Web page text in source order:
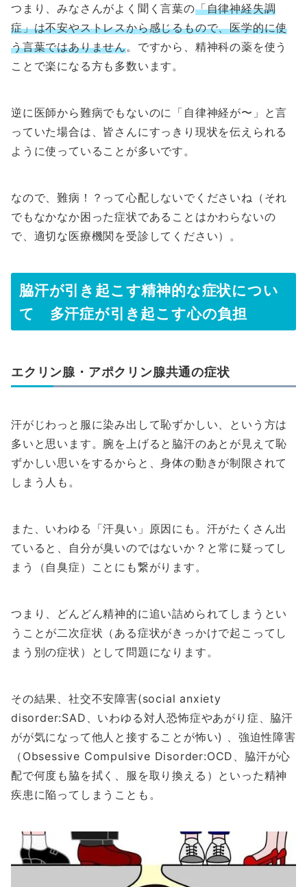
つまり、みなさんがよく聞く言葉の「自律神経失調
症」は不安やストレスから感じるもので、医学的に使
う言葉ではありません。ですから、精神科の薬を使う
ことで楽になる方も多数います。
逆に医師から難病でもないのに「自律神経が〜」と言
っていた場合は、皆さんにすっきり現状を伝えられる
ように使っていることが多いです。
なので、難病！？って心配しないでくださいね（それ
でもなかなか困った症状であることはかわらないの
で、適切な医療機関を受診してください）。
脇汗が引き起こす精神的な症状につい
て 多汗症が引き起こす心の負担
エクリン腺・アポクリン腺共通の症状
汗がじわっと服に染み出して恥ずかしい、という方は
多いと思います。腕を上げると脇汗のあとが見えて恥
ずかしい思いをするからと、身体の動きが制限されて
しまう人も。
また、いわゆる「汗臭い」原因にも。汗がたくさん出
ていると、自分が臭いのではないか？と常に疑ってし
まう（自臭症）ことにも繋がります。
つまり、どんどん精神的に追い詰められてしまうとい
うことが二次症状（ある症状がきっかけで起こってし
まう別の症状）として問題になります。
その結果、社交不安障害(social anxiety
disorder:SAD、いわゆる対人恐怖症やあがり症、脇汗
がが気になって他人と接することが怖い) 、強迫性障害
（Obsessive Compulsive Disorder:OCD、脇汗が心
配で何度も脇を拭く、服を取り換える）といった精神
疾患に陥ってしまうことも。